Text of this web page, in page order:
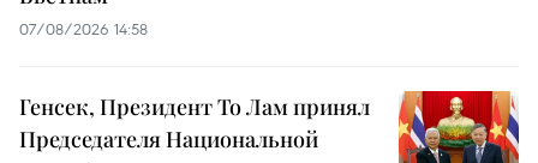
07/08/2026 14:58
Генсек, Президент То Лам принял
Председателя Национальной